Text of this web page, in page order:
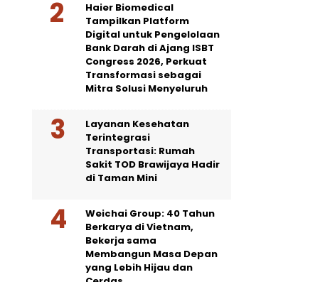
Haier Biomedical
Tampilkan Platform
Digital untuk Pengelolaan
Bank Darah di Ajang ISBT
Congress 2026, Perkuat
Transformasi sebagai
Mitra Solusi Menyeluruh
Layanan Kesehatan
Terintegrasi
Transportasi: Rumah
Sakit TOD Brawijaya Hadir
di Taman Mini
Weichai Group: 40 Tahun
Berkarya di Vietnam,
Bekerja sama
Membangun Masa Depan
yang Lebih Hijau dan